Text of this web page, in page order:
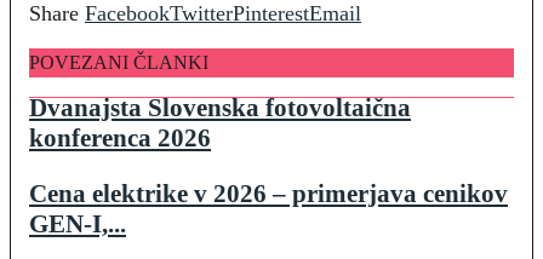
Share FacebookTwitterPinterestEmail
POVEZANI ČLANKI
Dvanajsta Slovenska fotovoltaična
konferenca 2026
Cena elektrike v 2026 – primerjava cenikov
GEN-I,...